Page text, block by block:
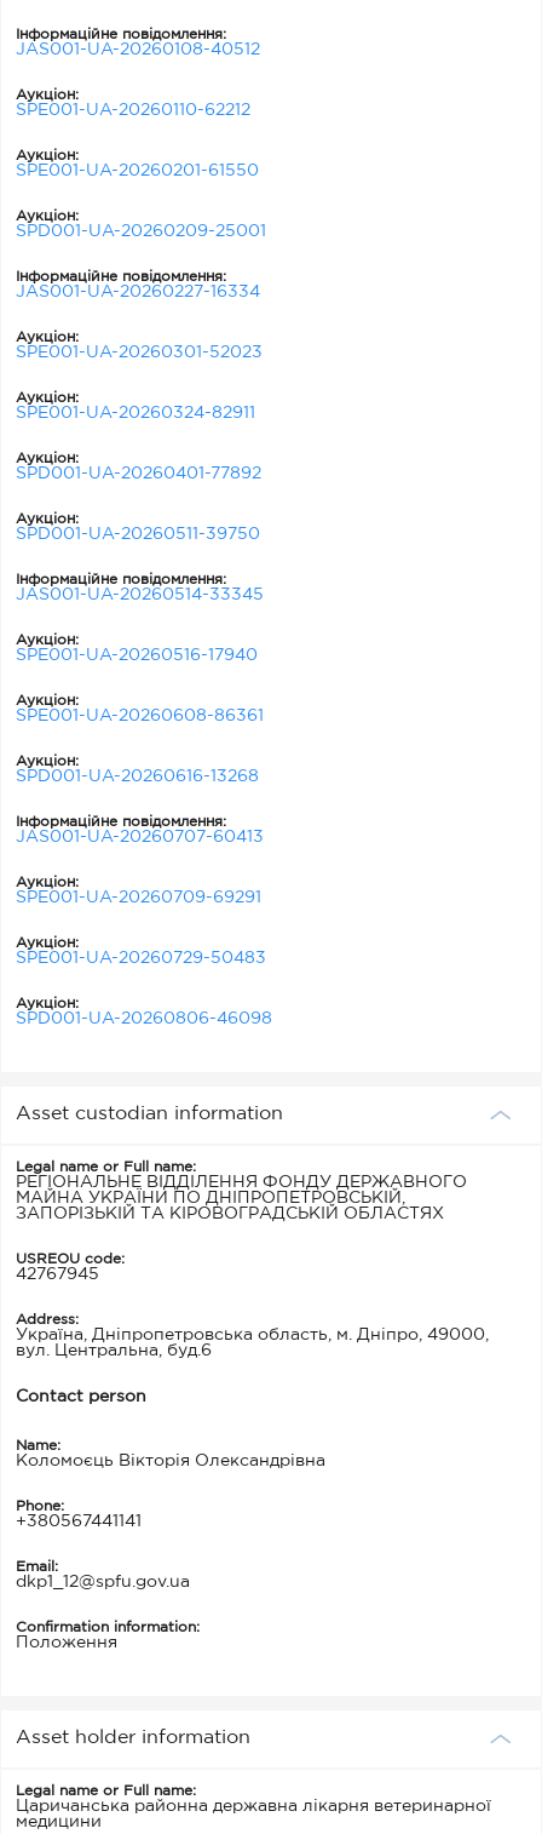
Інформаційне повідомлення:
JAS001-UA-20260108-40512
Аукціон:
SPE001-UA-20260110-62212
Аукціон:
SPE001-UA-20260201-61550
Аукціон:
SPD001-UA-20260209-25001
Інформаційне повідомлення:
JAS001-UA-20260227-16334
Аукціон:
SPE001-UA-20260301-52023
Аукціон:
SPE001-UA-20260324-82911
Аукціон:
SPD001-UA-20260401-77892
Аукціон:
SPD001-UA-20260511-39750
Інформаційне повідомлення:
JAS001-UA-20260514-33345
Аукціон:
SPE001-UA-20260516-17940
Аукціон:
SPE001-UA-20260608-86361
Аукціон:
SPD001-UA-20260616-13268
Інформаційне повідомлення:
JAS001-UA-20260707-60413
Аукціон:
SPE001-UA-20260709-69291
Аукціон:
SPE001-UA-20260729-50483
Аукціон:
SPD001-UA-20260806-46098
Asset custodian information
Legal name or Full name:
РЕГІОНАЛЬНЕ ВІДДІЛЕННЯ ФОНДУ ДЕРЖАВНОГО
МАЙНА УКРАЇНИ ПО ДНІПРОПЕТРОВСЬКІЙ,
ЗАПОРІЗЬКІЙ ТА КІРОВОГРАДСЬКІЙ ОБЛАСТЯХ
USREOU code:
42767945
Address:
Україна, Дніпропетровська область, м. Дніпро, 49000,
вул. Центральна, буд.6
Contact person
Name:
Коломоєць Вікторія Олександрівна
Phone:
+380567441141
Email:
dkp1_12@spfu.gov.ua
Confirmation information:
Положення
Asset holder information
Legal name or Full name:
Царичанська районна державна лікарня ветеринарної
медицини